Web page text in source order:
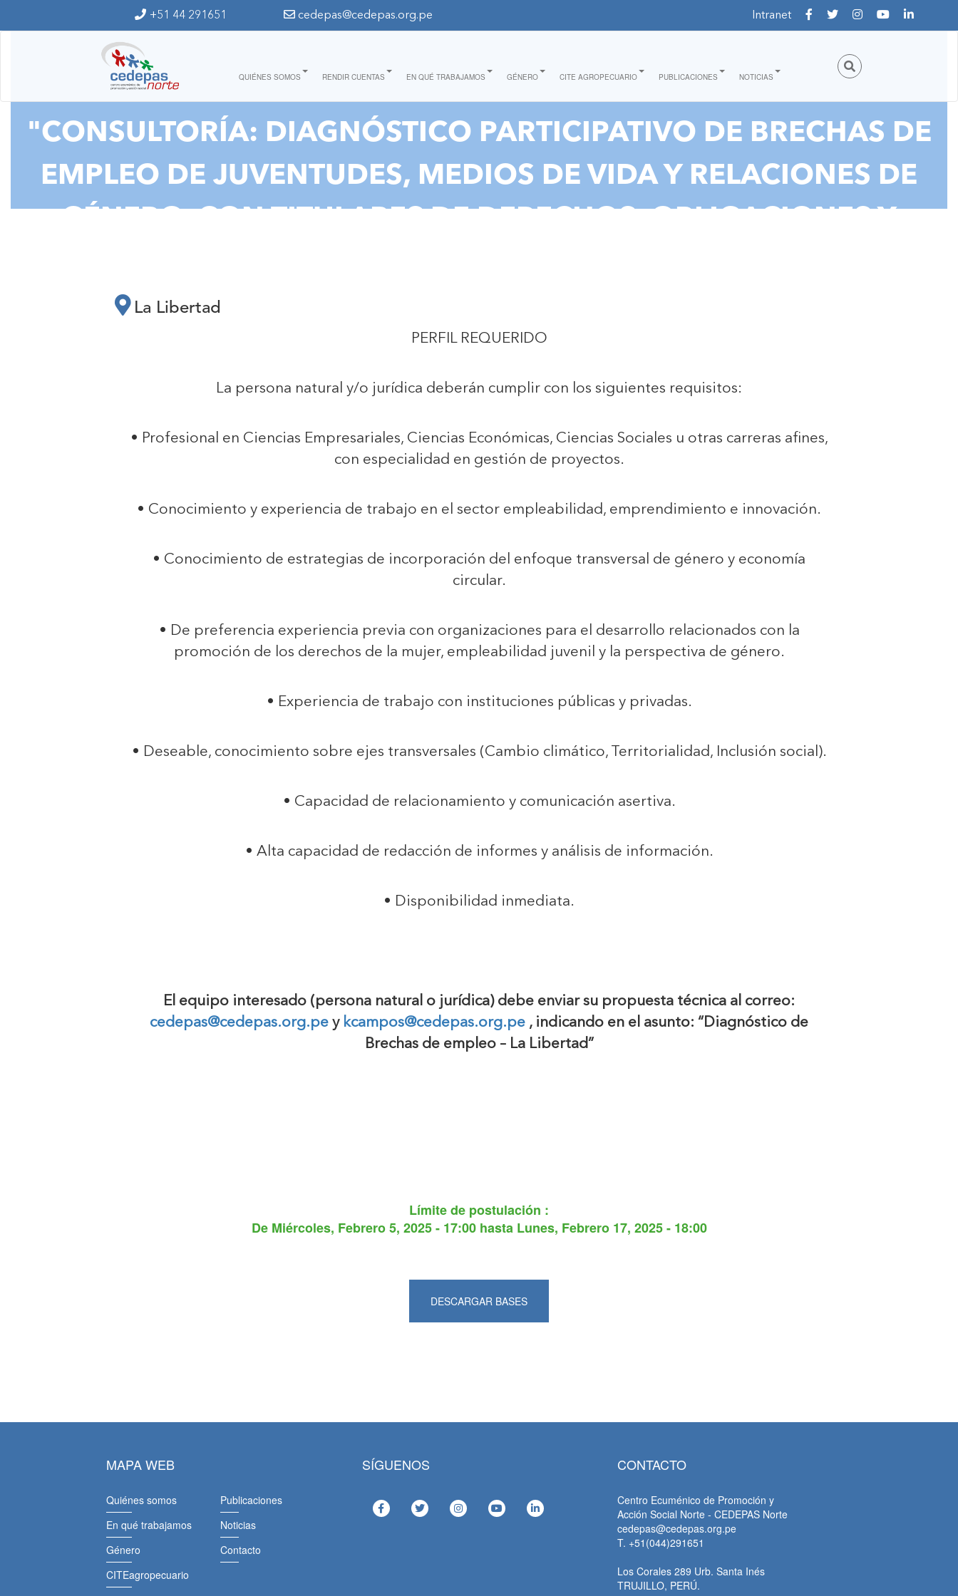
+51 44 291651 cedepas@cedepas.org.pe Intranet
QUIÉNES SOMOS RENDIR CUENTAS EN QUÉ TRABAJAMOS GÉNERO CITE AGROPECUARIO PUBLICACIONES NOTICIAS
"CONSULTORÍA: DIAGNÓSTICO PARTICIPATIVO DE BRECHAS DE
EMPLEO DE JUVENTUDES, MEDIOS DE VIDA Y RELACIONES DE
La Libertad
PERFIL REQUERIDO
La persona natural y/o jurídica deberán cumplir con los siguientes requisitos:
• Profesional en Ciencias Empresariales, Ciencias Económicas, Ciencias Sociales u otras carreras afines,
con especialidad en gestión de proyectos.
• Conocimiento y experiencia de trabajo en el sector empleabilidad, emprendimiento e innovación.
• Conocimiento de estrategias de incorporación del enfoque transversal de género y economía
circular.
• De preferencia experiencia previa con organizaciones para el desarrollo relacionados con la
promoción de los derechos de la mujer, empleabilidad juvenil y la perspectiva de género.
• Experiencia de trabajo con instituciones públicas y privadas.
• Deseable, conocimiento sobre ejes transversales (Cambio climático, Territorialidad, Inclusión social).
• Capacidad de relacionamiento y comunicación asertiva.
• Alta capacidad de redacción de informes y análisis de información.
• Disponibilidad inmediata.
El equipo interesado (persona natural o jurídica) debe enviar su propuesta técnica al correo:
cedepas@cedepas.org.pe y kcampos@cedepas.org.pe , indicando en el asunto: “Diagnóstico de
Brechas de empleo – La Libertad”
Límite de postulación :
De Miércoles, Febrero 5, 2025 - 17:00hasta Lunes, Febrero 17, 2025 - 18:00
DESCARGAR BASES
MAPA WEB
Quiénes somos
En qué trabajamos
Género
CITEagropecuario
Publicaciones
Noticias
Contacto
SÍGUENOS CONTACTO
Centro Ecuménico de Promoción y
Acción Social Norte - CEDEPAS Norte
cedepas@cedepas.org.pe
T. +51(044)291651
Los Corales 289 Urb. Santa Inés
TRUJILLO, PERÚ.